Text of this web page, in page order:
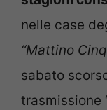
nelle case
“Mattino
sabato
trasmissione